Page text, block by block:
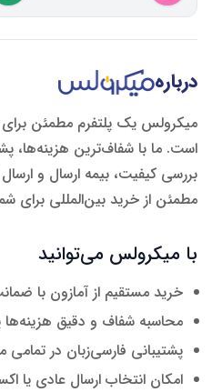
درباره
میکرولس یک پلتفرم مطمئن برای
است. ما با شفاف‌ترین هزینه‌ها،
بررسی کیفیت، بیمه ارسال و
مطمئن از خرید بین‌المللی برای
با میکرولس می‌توانید
خرید مستقیم از آمازون با
محاسبه شفاف و دقیق
پشتیبانی فارسی‌زبان در تمامی
امکان انتخاب ارسال عادی یا